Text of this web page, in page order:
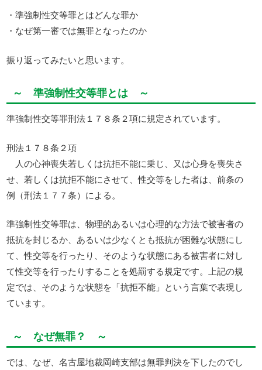
・準強制性交等罪とはどんな罪か
・なぜ第一審では無罪となったのか
振り返ってみたいと思います。
～ 準強制性交等罪とは ～
準強制性交等罪刑法１７８条２項に規定されています。
刑法１７８条２項
人の心神喪失若しくは抗拒不能に乗じ、又は心身を喪失さ
せ、若しくは抗拒不能にさせて、性交等をした者は、前条の
例（刑法１７７条）による。
準強制性交等罪は、物理的あるいは心理的な方法で被害者の
抵抗を封じるか、あるいは少なくとも抵抗が困難な状態にし
て、性交等を行ったり、そのような状態にある被害者に対し
て性交等を行ったりすることを処罰する規定です。上記の規
定では、そのような状態を「抗拒不能」という言葉で表現し
ています。
～ なぜ無罪？ ～
では、なぜ、名古屋地裁岡崎支部は無罪判決を下したのでし